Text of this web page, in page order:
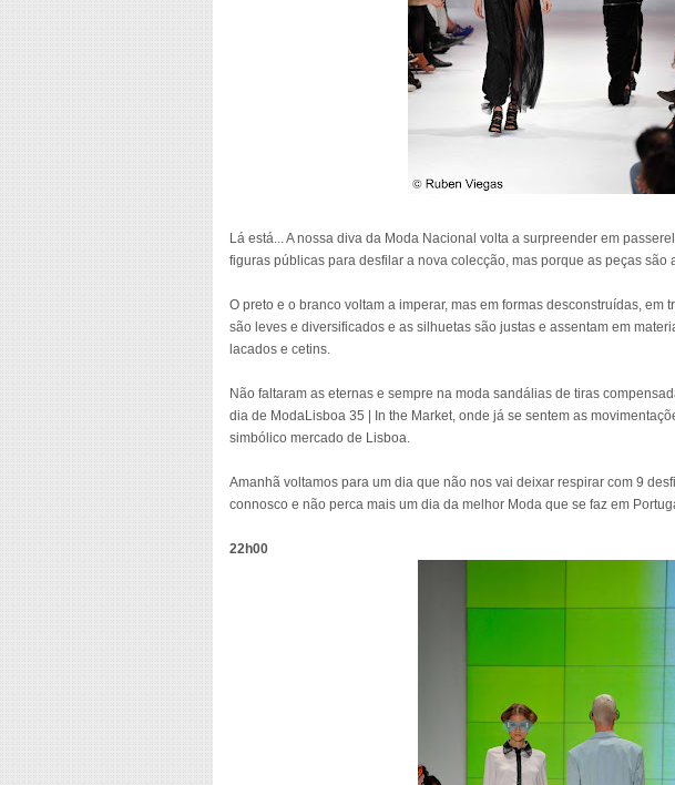
Lá está... A nossa diva da Moda Nacional volta a surpreender em
figuras públicas para desfilar a nova colecção, mas porque as peças são
O preto e o branco voltam a imperar, mas em formas desconstruídas, em
são leves e diversificados e as silhuetas são justas e assentam em
lacados e cetins.
Não faltaram as eternas e sempre na moda sandálias de tiras
dia de ModaLisboa 35 | In the Market, onde já se sentem as
simbólico mercado de Lisboa.
Amanhã voltamos para um dia que não nos vai deixar respirar com 9
connosco e não perca mais um dia da melhor Moda que se faz em
22h00